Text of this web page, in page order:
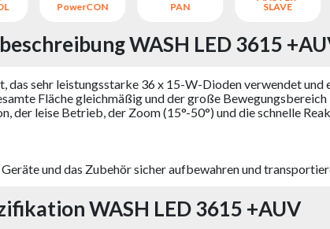
PowerCON PAN
SLAVE
WASH LED 3615
sehr leistungsstarke 36 x 15-W-Dioden verwendet
Fläche gleichmäßig und der große
der leise Betrieb, der Zoom (15°-50°) und die schnelle
und das Zubehör sicher aufbewahren und
WASH LED 3615 +AUV